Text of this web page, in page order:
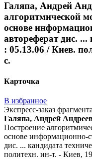
Галяпа, Андрей
алгоритмической
основе
автореферат дис.
: 05.13.06 / Киев.
с.
Карточка
В избранное
Экспресс-заказ фрагмента
Галяпа, Андрей
Построение
основе информационно-
дис. ... кандидата
политехн. ин-т. - Киев,